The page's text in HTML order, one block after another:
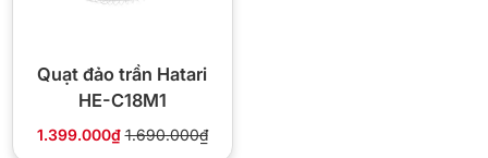
Quạt đảo trần Hatari
HE-C18M1
1.399.000₫ 1.690.000₫